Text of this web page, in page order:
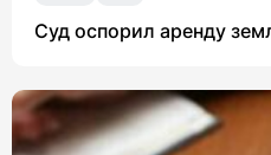
Суд оспорил аренду